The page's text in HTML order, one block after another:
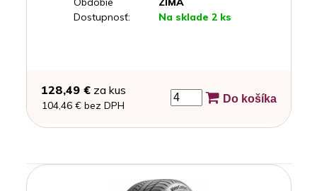
Dostupnosť:
Na sklade 2 ks
128,49 €za kus
104,46 € bez DPH
Do košíka